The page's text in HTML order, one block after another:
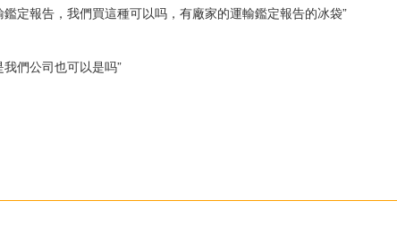
定報告，我們買這種可以吗，有廠家的運輸鑑定報告的冰袋”
們公司也可以是吗”